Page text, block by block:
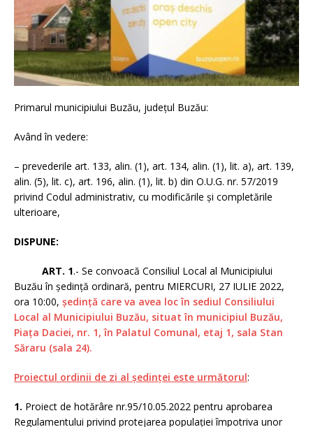
Primarul municipiului Buzău, judeţul Buzău:
Având în vedere:
– prevederile art. 133, alin. (1), art. 134, alin. (1), lit. a), art. 139,
alin. (5), lit. c), art. 196, alin. (1), lit. b) din O.U.G. nr. 57/2019
privind Codul administrativ, cu modificările și completările
ulterioare,
DISPUNE:
ART. 1.- Se convoacă Consiliul Local al Municipiului
Buzău în şedinţă ordinară, pentru MIERCURI, 27 IULIE 2022,
ora 10:00, şedinţă care va avea loc în sediul Consiliului
Local al Municipiului Buzău, situat în municipiul Buzău,
Piaţa Daciei, nr. 1, în Palatul Comunal, etaj 1, sala Stan
Săraru (sala 24).
Proiectul ordinii de zi al şedinţei este următorul:
1. Proiect de hotărâre nr.95/10.05.2022 pentru aprobarea
Regulamentului privind protejarea populaţiei împotriva unor